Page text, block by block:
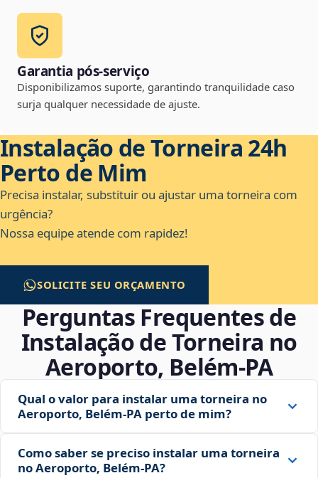
Garantia pós-serviço
Disponibilizamos suporte, garantindo tranquilidade caso
surja qualquer necessidade de ajuste.
Instalação de Torneira 24h
Perto de Mim
Precisa instalar, substituir ou ajustar uma torneira com
urgência?
Nossa equipe atende com rapidez!
SOLICITE SEU ORÇAMENTO
Perguntas Frequentes de
Instalação de Torneira no
Aeroporto, Belém‑PA
Qual o valor para instalar uma torneira no
Aeroporto, Belém‑PA perto de mim?
Como saber se preciso instalar uma torneira
no Aeroporto, Belém‑PA?